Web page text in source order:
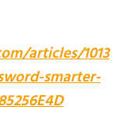
articles/1013
smarter-